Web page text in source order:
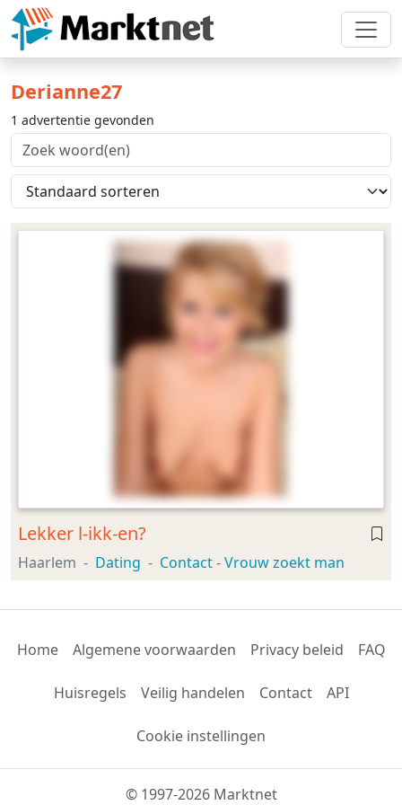
Derianne27
1 advertentie gevonden
Lekker l-ikk-en?
Haarlem Dating Contact - Vrouw zoekt man
Home Algemene voorwaarden Privacy beleid FAQ
Huisregels Veilig handelen Contact API
Cookie instellingen
© 1997-2026 Marktnet